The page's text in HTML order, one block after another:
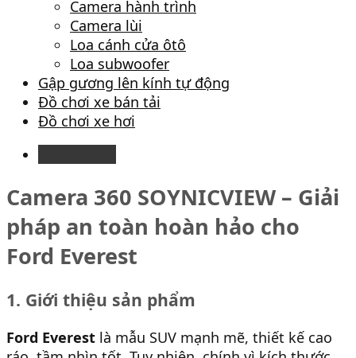
Camera hành trình
Camera lùi
Loa cánh cửa ôtô
Loa subwoofer
Gập gương lên kính tự động
Đồ chơi xe bán tải
Đồ chơi xe hơi
Camera 360 SOYNICVIEW – Giải
pháp an toàn hoàn hảo cho
Ford Everest
1. Giới thiệu sản phẩm
Ford Everest là mẫu SUV mạnh mẽ, thiết kế cao